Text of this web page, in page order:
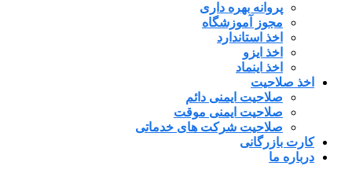
پروانه بهره داری
مجوز آموزشگاه
اخذ استاندارد
اخذ ایزو
اخذ اینماد
اخذ صلاحیت
صلاحیت ایمنی دائم
صلاحیت ایمنی موقت
صلاحیت شرکت های خدماتی
کارت بازرگانی
درباره ما